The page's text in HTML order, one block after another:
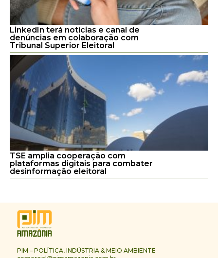
LinkedIn terá notícias e canal de
denúncias em colaboração com
Tribunal Superior Eleitoral
TSE amplia cooperação com
plataformas digitais para combater
desinformação eleitoral
PIM – POLÍTICA, INDÚSTRIA & MEIO AMBIENTE